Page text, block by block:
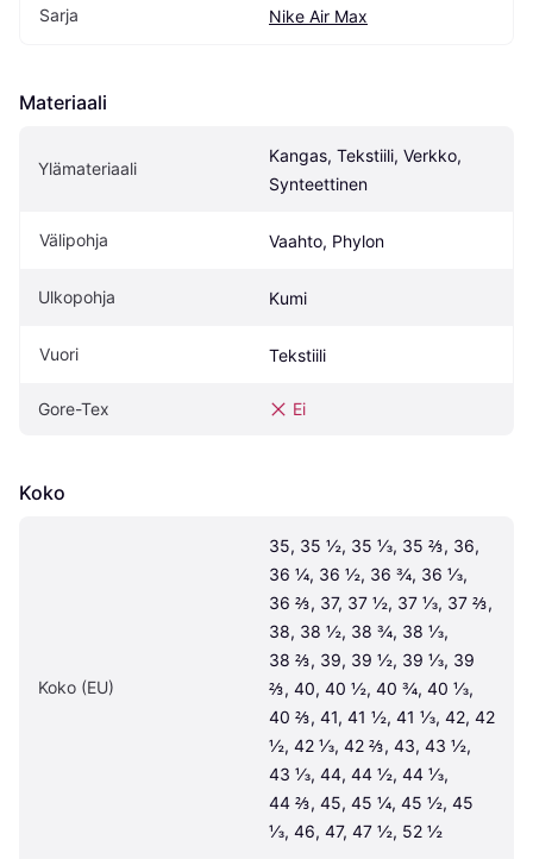
Sarja Nike Air Max
Materiaali
Ylämateriaali
Kangas, Tekstiili, Verkko,
Synteettinen
Välipohja Vaahto, Phylon
Ulkopohja Kumi
Vuori Tekstiili
Gore-Tex Ei
Koko
Koko (EU)
35, 35 ½, 35 ⅓, 35 ⅔, 36,
36 ¼, 36 ½, 36 ¾, 36 ⅓,
36 ⅔, 37, 37 ½, 37 ⅓, 37 ⅔,
38, 38 ½, 38 ¾, 38 ⅓,
38 ⅔, 39, 39 ½, 39 ⅓, 39
⅔, 40, 40 ½, 40 ¾, 40 ⅓,
40 ⅔, 41, 41 ½, 41 ⅓, 42, 42
½, 42 ⅓, 42 ⅔, 43, 43 ½,
43 ⅓, 44, 44 ½, 44 ⅓,
44 ⅔, 45, 45 ¼, 45 ½, 45
⅓, 46, 47, 47 ½, 52 ½